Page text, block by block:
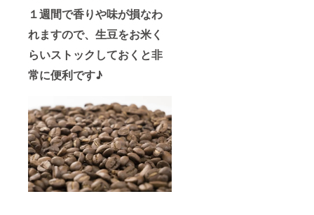
１週間で香りや味が損なわ
れますので、生豆をお米く
らいストックしておくと非
常に便利です♪